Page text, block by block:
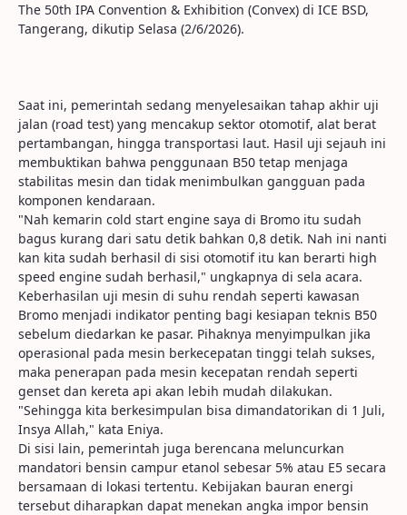
The 50th IPA Convention & Exhibition (Convex) di ICE BSD,
Tangerang, dikutip Selasa (2/6/2026).
Saat ini, pemerintah sedang menyelesaikan tahap akhir uji
jalan (road test) yang mencakup sektor otomotif, alat berat
pertambangan, hingga transportasi laut. Hasil uji sejauh ini
membuktikan bahwa penggunaan B50 tetap menjaga
stabilitas mesin dan tidak menimbulkan gangguan pada
komponen kendaraan.
"Nah kemarin cold start engine saya di Bromo itu sudah
bagus kurang dari satu detik bahkan 0,8 detik. Nah ini nanti
kan kita sudah berhasil di sisi otomotif itu kan berarti high
speed engine sudah berhasil," ungkapnya di sela acara.
Keberhasilan uji mesin di suhu rendah seperti kawasan
Bromo menjadi indikator penting bagi kesiapan teknis B50
sebelum diedarkan ke pasar. Pihaknya menyimpulkan jika
operasional pada mesin berkecepatan tinggi telah sukses,
maka penerapan pada mesin kecepatan rendah seperti
genset dan kereta api akan lebih mudah dilakukan.
"Sehingga kita berkesimpulan bisa dimandatorikan di 1 Juli,
Insya Allah," kata Eniya.
Di sisi lain, pemerintah juga berencana meluncurkan
mandatori bensin campur etanol sebesar 5% atau E5 secara
bersamaan di lokasi tertentu. Kebijakan bauran energi
tersebut diharapkan dapat menekan angka impor bensin